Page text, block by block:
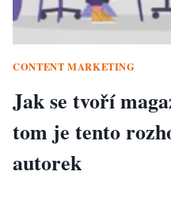
CONTENT MARKETING
Jak se tvoří
tom je tento
autorek